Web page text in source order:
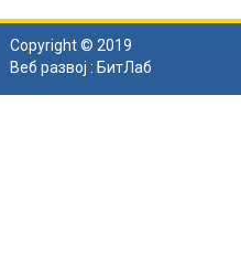
Copyright © 2019
Веб развој : БитЛаб